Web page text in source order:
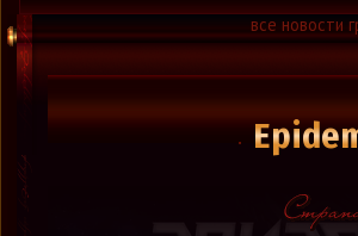
все новости